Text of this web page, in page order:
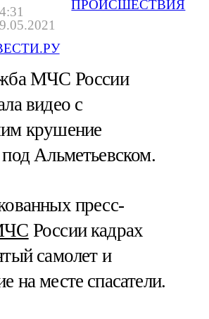
ПРОИСШЕСТВИЯ
МЧС России
видео с
крушение
Альметьевском.
пресс-
России кадрах
самолет и
на месте спасатели.